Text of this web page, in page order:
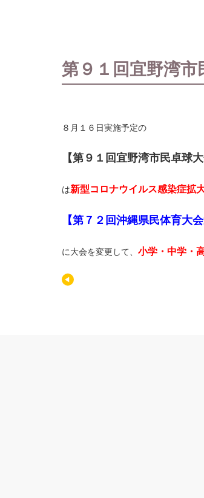
第９１回宜野湾
８月１６日実施予定の
【第９１回宜野湾市民卓球
は新型コロナウイルス感染症拡
【第７２回沖縄県民体育大会
に大会を変更して、 小学・中学・